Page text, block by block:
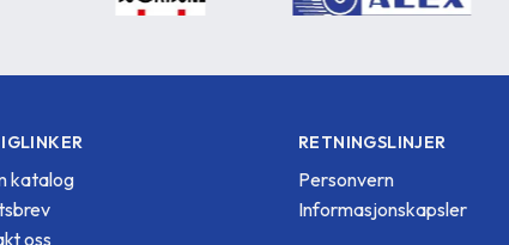
katalog
oss
RETNINGSLINJER
Personvern
Informasjonskapsler